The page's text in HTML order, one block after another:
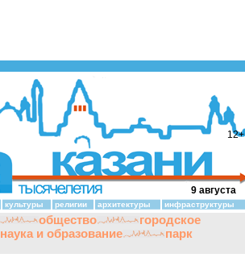
12+
9 августа
культуры религии архитектуры инфраструктуры
общество
городское
наука и образование
парк